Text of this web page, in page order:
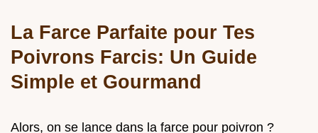
La Farce Parfaite pour Tes
Poivrons Farcis: Un Guide
Simple et Gourmand
Alors, on se lance dans la farce pour poivron ?